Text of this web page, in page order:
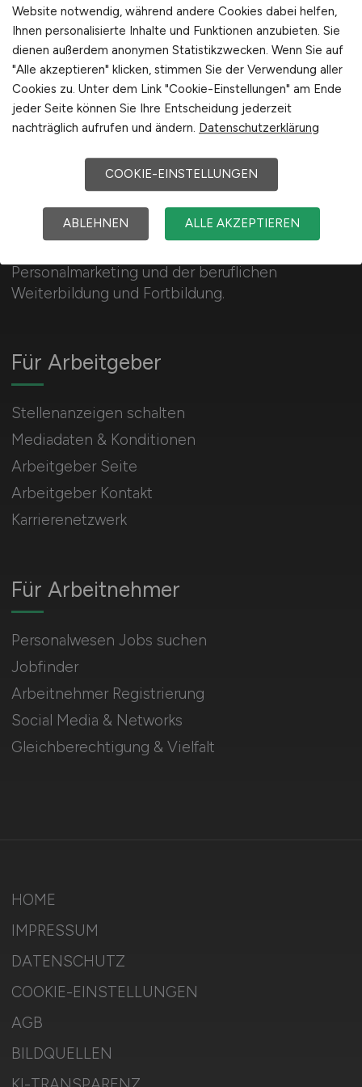
Europa
International
PERSONAL.JOBS
Personalmarketing und der beruflichen
Weiterbildung und Fortbildung.
Für Arbeitnehmer
Personalwesen Jobs suchen
Jobfinder
Arbeitnehmer Registrierung
Social Media & Networks
Gleichberechtigung & Vielfalt
Für Arbeitgeber
Stellenanzeigen schalten
Mediadaten & Konditionen
Arbeitgeber Seite
Arbeitgeber Kontakt
Karrierenetzwerk
HOME
IMPRESSUM
DATENSCHUTZ
COOKIE-EINSTELLUNGEN
AGB
BILDQUELLEN
Website notwendig, während andere Cookies dabei helfen,
Ihnen personalisierte Inhalte und Funktionen anzubieten. Sie
dienen außerdem anonymen Statistikzwecken. Wenn Sie auf
"Alle akzeptieren" klicken, stimmen Sie der Verwendung aller
Cookies zu. Unter dem Link "Cookie-Einstellungen" am Ende
jeder Seite können Sie Ihre Entscheidung jederzeit
nachträglich aufrufen und ändern. Datenschutzerklärung
COOKIE-EINSTELLUNGEN
ABLEHNEN ALLE AKZEPTIEREN